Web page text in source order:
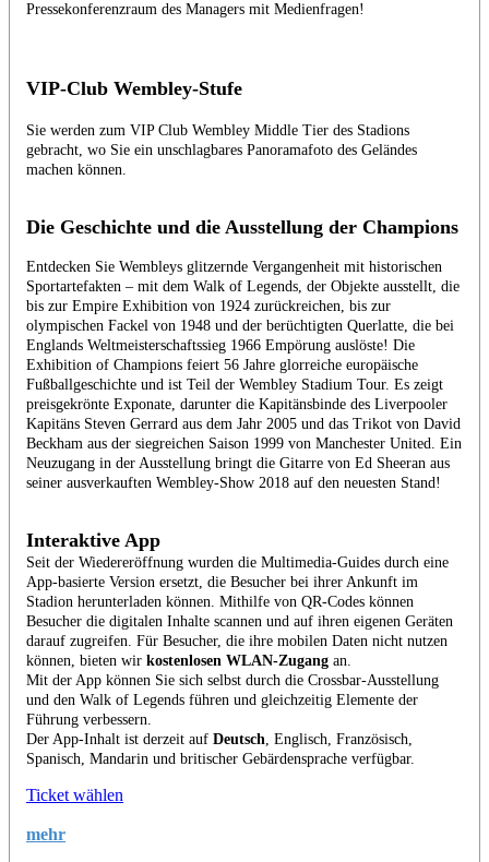
Pressekonferenzraum des Managers mit Medienfragen!
VIP-Club Wembley-Stufe
Sie werden zum VIP Club Wembley Middle Tier des Stadions
gebracht, wo Sie ein unschlagbares Panoramafoto des Geländes
machen können.
Die Geschichte und die Ausstellung der Champions
Entdecken Sie Wembleys glitzernde Vergangenheit mit historischen
Sportartefakten – mit dem Walk of Legends, der Objekte ausstellt, die
bis zur Empire Exhibition von 1924 zurückreichen, bis zur
olympischen Fackel von 1948 und der berüchtigten Querlatte, die bei
Englands Weltmeisterschaftssieg 1966 Empörung auslöste! Die
Exhibition of Champions feiert 56 Jahre glorreiche europäische
Fußballgeschichte und ist Teil der Wembley Stadium Tour. Es zeigt
preisgekrönte Exponate, darunter die Kapitänsbinde des Liverpooler
Kapitäns Steven Gerrard aus dem Jahr 2005 und das Trikot von David
Beckham aus der siegreichen Saison 1999 von Manchester United. Ein
Neuzugang in der Ausstellung bringt die Gitarre von Ed Sheeran aus
seiner ausverkauften Wembley-Show 2018 auf den neuesten Stand!
Interaktive App
Seit der Wiedereröffnung wurden die Multimedia-Guides durch eine
App-basierte Version ersetzt, die Besucher bei ihrer Ankunft im
Stadion herunterladen können. Mithilfe von QR-Codes können
Besucher die digitalen Inhalte scannen und auf ihren eigenen Geräten
darauf zugreifen. Für Besucher, die ihre mobilen Daten nicht nutzen
können, bieten wir kostenlosen WLAN-Zugang an.
Mit der App können Sie sich selbst durch die Crossbar-Ausstellung
und den Walk of Legends führen und gleichzeitig Elemente der
Führung verbessern.
Der App-Inhalt ist derzeit auf Deutsch, Englisch, Französisch,
Spanisch, Mandarin und britischer Gebärdensprache verfügbar.
Ticket wählen
mehr